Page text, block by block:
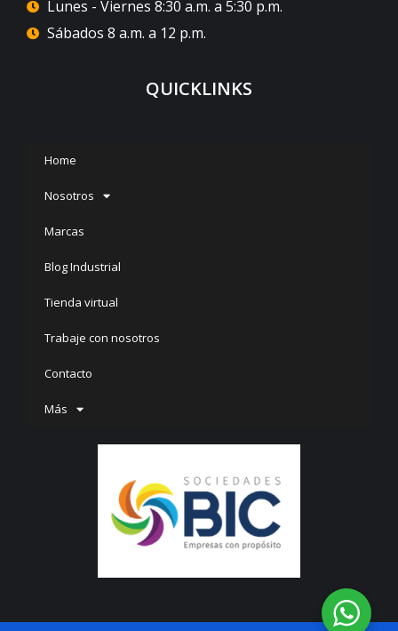
Lunes - Viernes 8:30 a.m. a 5:30 p.m.
Sábados 8 a.m. a 12 p.m.
QUICKLINKS
Home
Nosotros
Marcas
Blog Industrial
Tienda virtual
Trabaje con nosotros
Contacto
Más